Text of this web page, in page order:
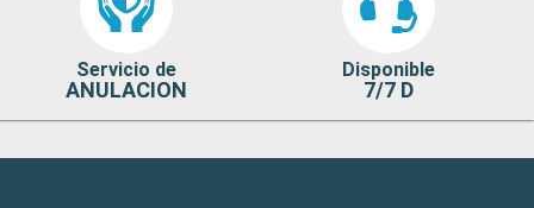
Servicio de
ANULACION
Disponible
7/7 D